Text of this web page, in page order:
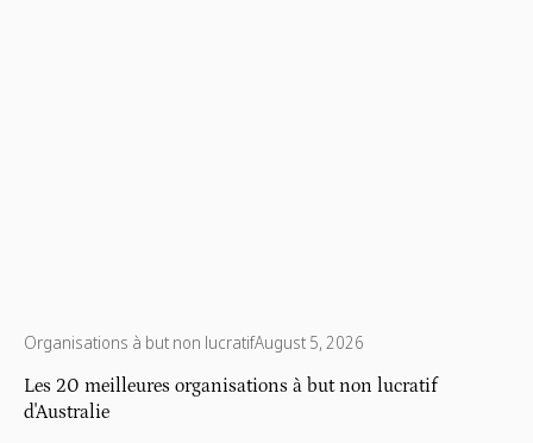
Organisations à but non lucratifAugust 5, 2026
Les 20 meilleures organisations à but non lucratif
d'Australie